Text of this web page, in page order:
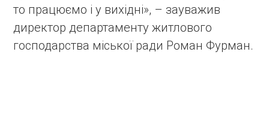
то працюємо і у вихідні», – зауважив
директор департаменту житлового
господарства міської ради Роман Фурман.